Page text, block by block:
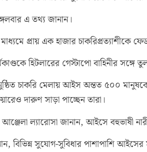
এ তথ্য জানান।
প্রায় এক হাজার চাকরিপ্রত্যাশীকে
হিটলারের গেস্টাপো বাহিনীর সঙ্গে
চাকরি মেলায় আইস অন্তত ৫০০ মানুষকে
দারুণ সাড়া পাচ্ছেন তারা।
আঞ্জেলা ল্যারোসা জানান, আইসে বহুভাষী
বিভিন্ন সুযোগ-সুবিধার পাশাপাশি